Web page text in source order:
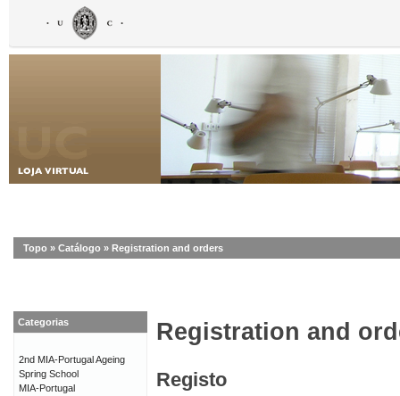
Topo » Catálogo » Registration and orders
Registration and
Registo
Categorias
2nd MIA-Portugal Ageing
Spring School
MIA-Portugal